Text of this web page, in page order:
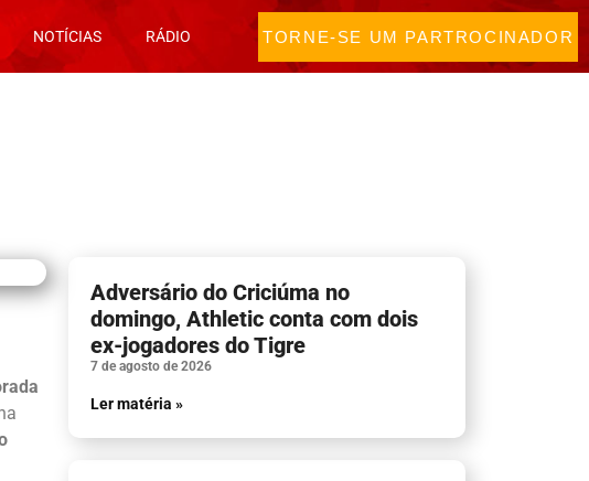
NOTÍCIAS RÁDIO TORNE-SE UM PARTROCINADOR
Adversário do Criciúma no
domingo, Athletic conta com dois
ex-jogadores do Tigre
7 de agosto de 2026
Ler matéria »